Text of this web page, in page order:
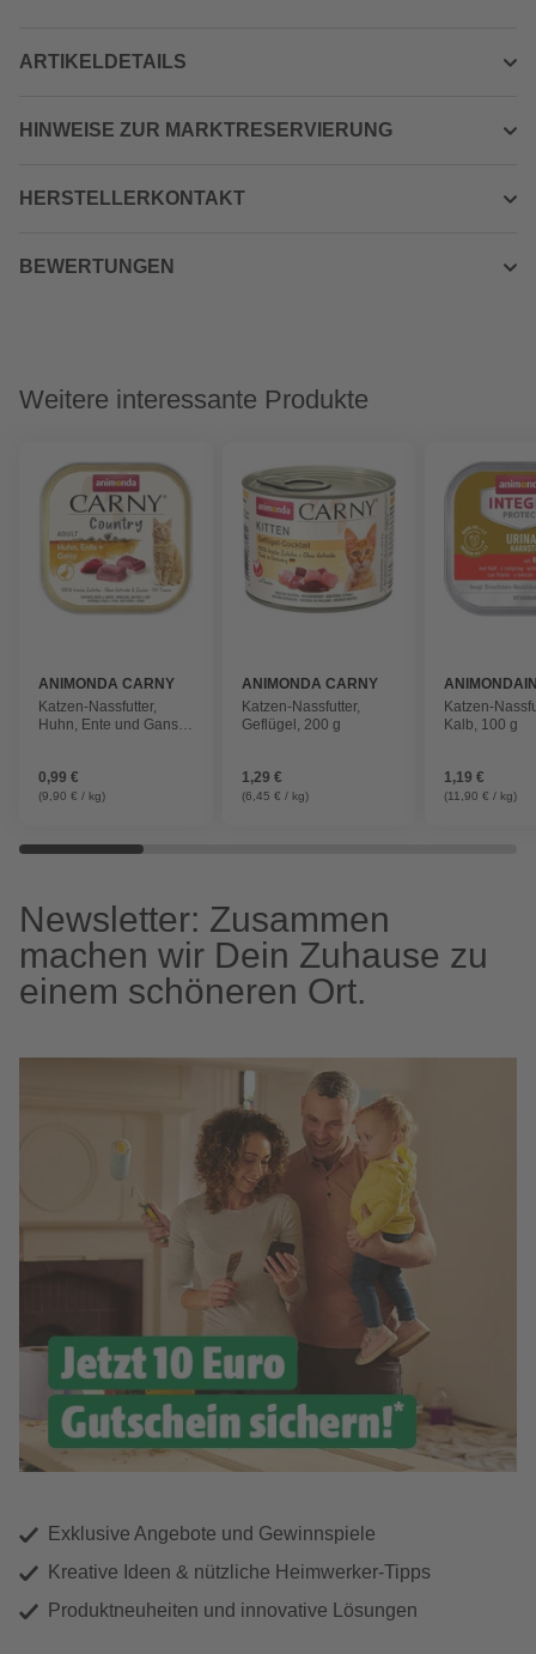
ARTIKELDETAILS
HINWEISE ZUR MARKTRESERVIERUNG
HERSTELLERKONTAKT
BEWERTUNGEN
Weitere interessante Produkte
ANIMONDA CARNY
Katzen-Nassfutter,
Huhn, Ente und Gans,
0,99 €
(9,90 € / kg)
ANIMONDA CARNY
Katzen-Nassfutter,
Geflügel, 200 g
1,29 €
(6,45 € / kg)
Katzen-
Kalb, 100 g
1,19 €
(11,90 € / kg)
Newsletter: Zusammen
machen wir Dein Zuhause zu
einem schöneren Ort.
Exklusive Angebote und Gewinnspiele
Kreative Ideen & nützliche Heimwerker-Tipps
Produktneuheiten und innovative Lösungen